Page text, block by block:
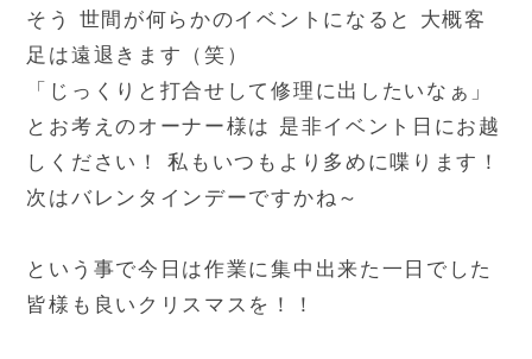
そう 世間が何らかのイベントになると 大概客
足は遠退きます（笑）
「じっくりと打合せして修理に出したいなぁ」
とお考えのオーナー様は 是非イベント日にお越
しください！ 私もいつもより多めに喋ります！
次はバレンタインデーですかね～
という事で今日は作業に集中出来た一日でした
皆様も良いクリスマスを！！